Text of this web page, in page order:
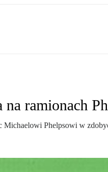
na ramionach
Michaelowi Phelpsowi w